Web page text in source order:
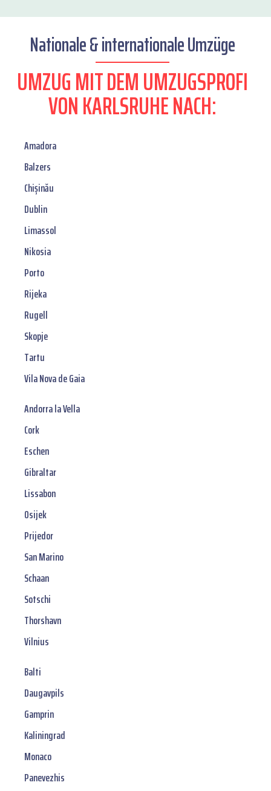
Nationale & internationale Umzüge
UMZUG MIT DEM UMZUGSPROFI
VON KARLSRUHE NACH:
Amadora
Balzers
Chișinău
Dublin
Limassol
Nikosia
Porto
Rijeka
Rugell
Skopje
Tartu
Vila Nova de Gaia
Andorra la Vella
Cork
Eschen
Gibraltar
Lissabon
Osijek
Prijedor
San Marino
Schaan
Sotschi
Thorshavn
Vilnius
Balti
Daugavpils
Gamprin
Kaliningrad
Monaco
Panevezhis